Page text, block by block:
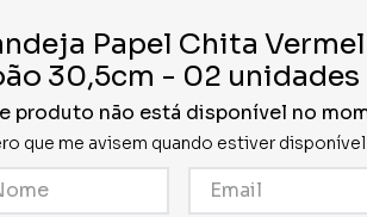
Papel Chita
30,5cm - 02 unidades
produto não está disponível no
que me avisem quando estiver disponível